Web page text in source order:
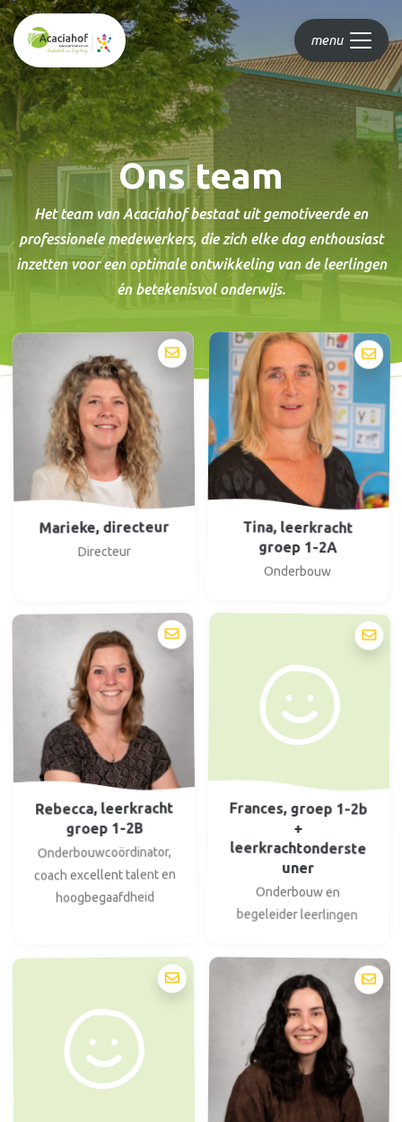
menu
Ons team
Het team van Acaciahof bestaat uit gemotiveerde en
professionele medewerkers, die zich elke dag enthousiast
inzetten voor een optimale ontwikkeling van de leerlingen
én betekenisvol onderwijs.
Marieke, directeur
Directeur
Tina, leerkracht
groep 1-2A
Onderbouw
Rebecca, leerkracht
groep 1-2B
Onderbouwcoördinator,
coach excellent talent en
hoogbegaafdheid
Frances, groep 1-2b
+
leerkrachtonderste
uner
Onderbouw en
begeleider leerlingen